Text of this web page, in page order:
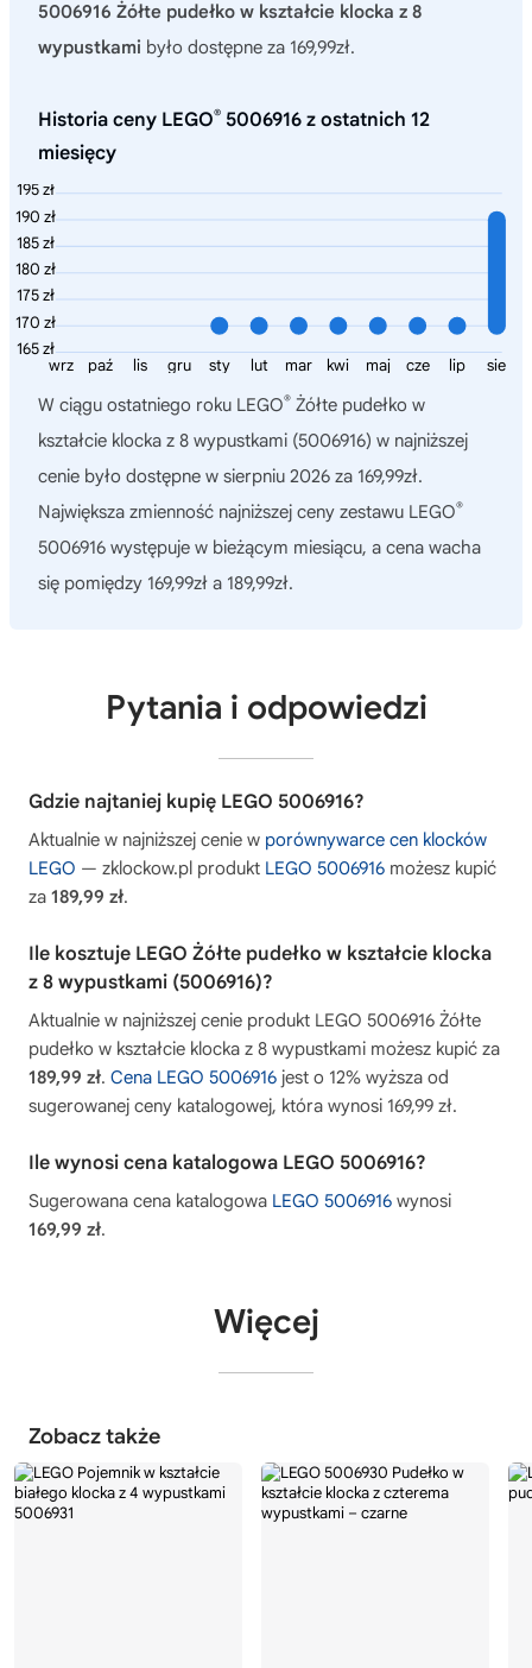
5006916 Żółte pudełko w kształcie klocka z 8
wypustkami było dostępne za 169,99zł.
Historia ceny LEGO® 5006916 z ostatnich 12
miesięcy
195 zł
190 zł
185 zł
180 zł
175 zł
170 zł
165 zł
sie
lip
cze
maj
kwi
mar
lut
sty
gru
lis
paź
wrz
W ciągu ostatniego roku LEGO® Żółte pudełko w
kształcie klocka z 8 wypustkami (5006916) w najniższej
cenie było dostępne w sierpniu 2026 za 169,99zł.
Największa zmienność najniższej ceny zestawu LEGO®
5006916 występuje w bieżącym miesiącu, a cena wacha
się pomiędzy 169,99zł a 189,99zł.
Pytania i odpowiedzi
Gdzie najtaniej kupię LEGO 5006916?
Aktualnie w najniższej cenie w porównywarce cen klocków
LEGO — zklockow.pl produkt LEGO 5006916 możesz kupić
za 189,99 zł.
Ile kosztuje LEGO Żółte pudełko w kształcie klocka
z 8 wypustkami (5006916)?
Aktualnie w najniższej cenie produkt LEGO 5006916 Żółte
pudełko w kształcie klocka z 8 wypustkami możesz kupić za
189,99 zł. Cena LEGO 5006916 jest o 12% wyższa od
sugerowanej ceny katalogowej, która wynosi 169,99 zł.
Ile wynosi cena katalogowa LEGO 5006916?
Sugerowana cena katalogowa LEGO 5006916 wynosi
169,99 zł.
Więcej
Zobacz także